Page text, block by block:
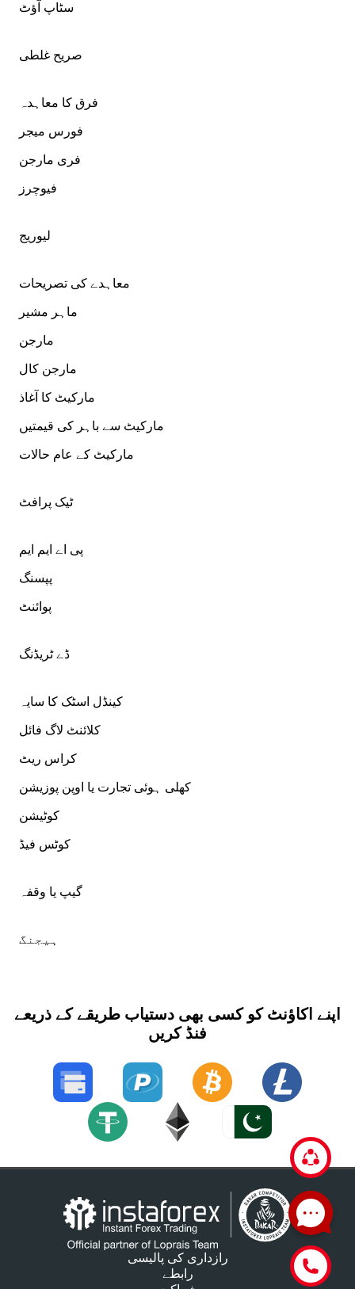
سٹاپ آؤٹ
صریح غلطی
فرق کا معاہدہ
فورس میجر
فری مارجن
فیوچرز
لیوریج
معاہدے کی تصریحات
ماہر مشیر
مارجن
مارجن کال
مارکیٹ کا آغاذ
مارکیٹ سے باہر کی قیمتیں
مارکیٹ کے عام حالات
ٹیک پرافٹ
پی اے ایم ایم
پپسنگ
پوائنٹ
ڈے ٹریڈنگ
کینڈل اسٹک کا سایہ
کلائنٹ لاگ فائل
کراس ریٹ
کھلی ہوئی تجارت یا اوپن پوزیشن
کوٹیشن
کوٹس فیڈ
گیپ یا وقفہ
ہیجنگ
اپنے اکاؤنٹ کو کسی بھی دستیاب طریقے کے ذریعے
فنڈ کریں
رازداری کی پالیسی
رابطے